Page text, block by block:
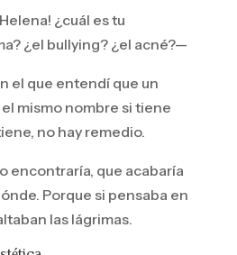
¿cuál es tu
¿el bullying? ¿el acné?—
el que entendí que un
mismo nombre si tiene
no hay remedio.
encontraría, que acabaría
Porque si pensaba en
las lágrimas.